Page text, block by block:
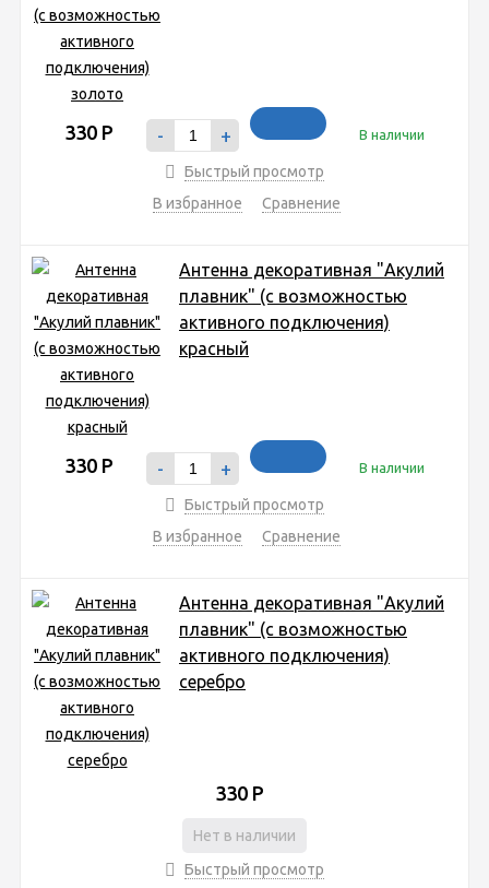
330 Р - + В наличии
Быстрый просмотр
В избранное
Сравнение
Антенна декоративная "Акулий
плавник" (с возможностью
активного подключения)
красный
330 Р - + В наличии
Быстрый просмотр
В избранное
Сравнение
Антенна декоративная "Акулий
плавник" (с возможностью
активного подключения)
серебро
330 Р
Нет в наличии
Быстрый просмотр